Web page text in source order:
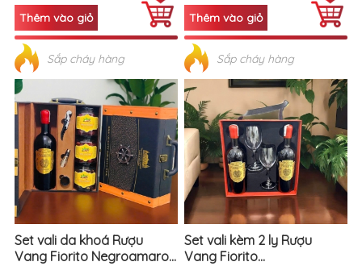
Sắp cháy hàng Sắp cháy hàng
Set vali da khoá Rượu
Vang Fiorito Negroamaro...
Set vali kèm 2 ly Rượu
Vang Fiorito...